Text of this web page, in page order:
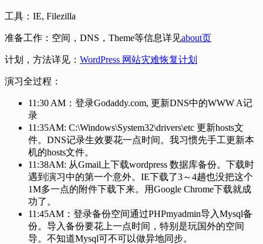
工具：IE, Filezilla
准备工作：空间，DNS，Theme等信息详见about页
计划，方法详见： WordPress 网站灾难恢复计划
演习全过程：
11:30 AM：登录Godaddy.com, 更新DNS中的WWW A记
录
11:35AM: C:\Windows\System32\drivers\etc 更新hosts文
件。DNS记录生效要花一点时间。我习惯先手工更新本
机的hosts文件。
11:38AM: 从Gmail上下载wordpress 数据库备份。下载时
遇到演习中的第一个意外。IE下载了3～4趟也没把这个
1M多一点的附件下载下来。用Google Chrome下载就成
功了。
11:45AM：登录备份空间通过PHPmyadmin导入Mysql备
份。导入备份要花上一点时间，特别是玩国外的空间
导。不知道Mysql可不可以做异地同步。